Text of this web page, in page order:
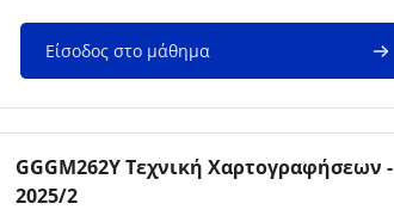
Είσοδος στο μάθημα
Εικόνα μαθήματος
Όνομα μαθήματος
GGGM262Y Τεχνική Χαρτογραφήσεων -
2025/2